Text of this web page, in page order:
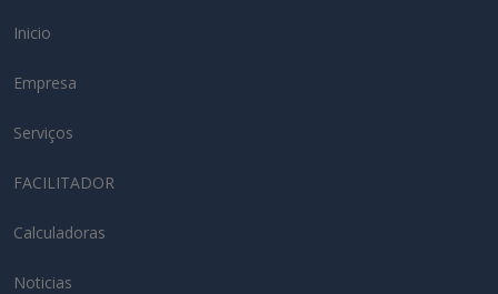
Inicio
Empresa
Serviços
FACILITADOR
Calculadoras
Noticias